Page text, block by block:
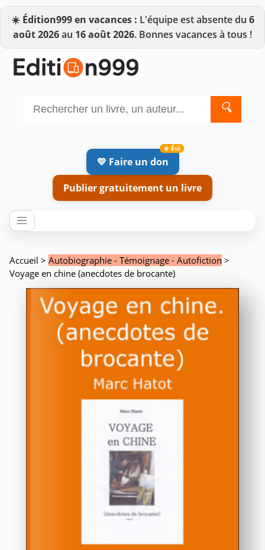
☀️ Édition999 en vacances : L'équipe est absente du 6
août 2026au 16 août 2026. Bonnes vacances à tous !
🔍
💛 Faire un don
Publier gratuitement un livre
Accueil > Autobiographie - Témoignage - Autofiction >
Voyage en chine (anecdotes de brocante)